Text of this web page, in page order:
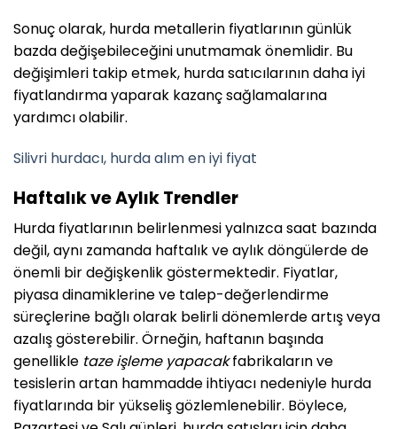
Sonuç olarak, hurda metallerin fiyatlarının günlük
bazda değişebileceğini unutmamak önemlidir. Bu
değişimleri takip etmek, hurda satıcılarının daha iyi
fiyatlandırma yaparak kazanç sağlamalarına
yardımcı olabilir.
Silivri hurdacı, hurda alım en iyi fiyat
Haftalık ve Aylık Trendler
Hurda fiyatlarının belirlenmesi yalnızca saat bazında
değil, aynı zamanda haftalık ve aylık döngülerde de
önemli bir değişkenlik göstermektedir. Fiyatlar,
piyasa dinamiklerine ve talep-değerlendirme
süreçlerine bağlı olarak belirli dönemlerde artış veya
azalış gösterebilir. Örneğin, haftanın başında
genellikle taze işleme yapacakfabrikaların ve
tesislerin artan hammadde ihtiyacı nedeniyle hurda
fiyatlarında bir yükseliş gözlemlenebilir. Böylece,